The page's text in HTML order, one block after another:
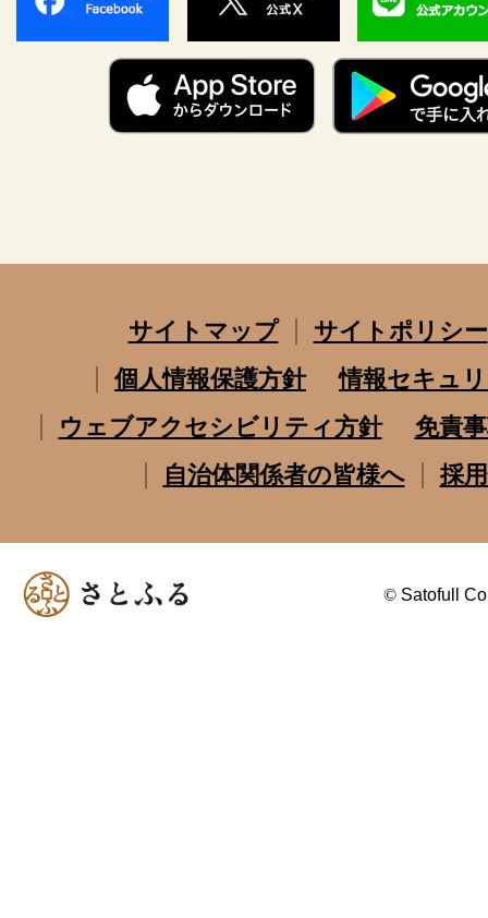
サイトマップ
サイトポリシー
個人情報保護方針
情報セキュ
ウェブアクセシビリティ方針
免責
自治体関係者の皆様へ
採
© Satofull